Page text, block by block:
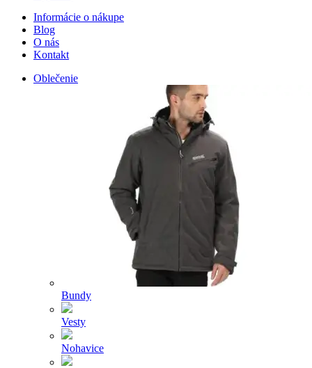
Informácie o nákupe
Blog
O nás
Kontakt
Oblečenie
Bundy
Vesty
Nohavice